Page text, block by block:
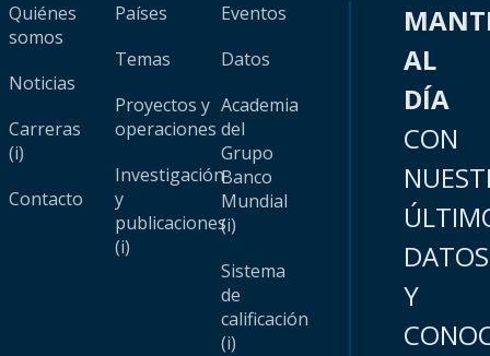
Quiénes
somos
Noticias
Carreras
(i)
Contacto
Países
Temas
Proyectos y
operaciones
Investigación
y
publicaciones
(i)
Eventos
Datos
Academia
del
Grupo
Banco
Mundial
(i)
Sistema
de
calificación
(i)
AL
DÍA
CON
DATOS
Y